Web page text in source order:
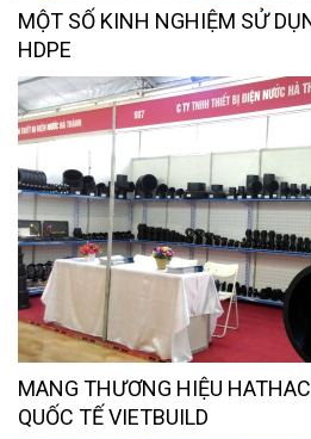
MỘT SỐ KINH NGHIỆM SỬ
HDPE
MANG THƯƠNG HIỆU
QUỐC TẾ VIETBUILD